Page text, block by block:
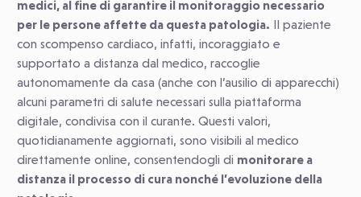
medici, al fine di garantire il monitoraggio necessario
per le persone affette da questa patologia. Il paziente
con scompenso cardiaco, infatti, incoraggiato e
supportato a distanza dal medico, raccoglie
autonomamente da casa (anche con l’ausilio di apparecchi)
alcuni parametri di salute necessari sulla piattaforma
digitale, condivisa con il curante. Questi valori,
quotidianamente aggiornati, sono visibili al medico
direttamente online, consentendogli di monitorare a
distanza il processo di cura nonché l’evoluzione della